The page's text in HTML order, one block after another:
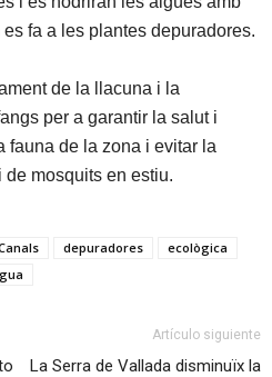
fa a les plantes depuradores.
de la llacuna i la
per a garantir la salut i
fauna de la zona i evitar la
mosquits en estiu.
depuradores
ecològica
Artículo siguiente
La Serra de Vallada disminuïx la